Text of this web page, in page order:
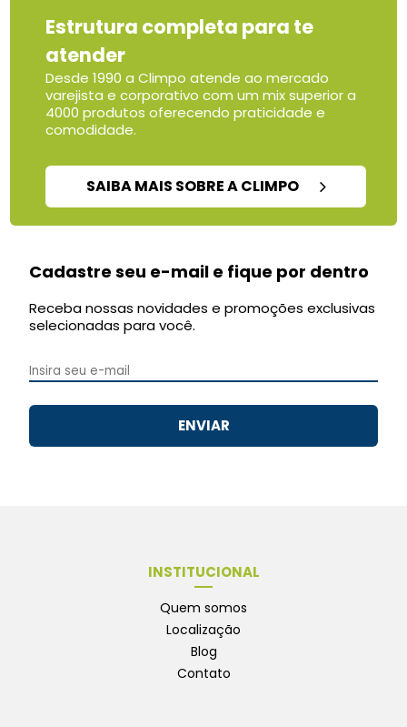
Estrutura completa para te
atender
Desde 1990 a Climpo atende ao mercado
varejista e corporativo com um mix superior a
4000 produtos oferecendo praticidade e
comodidade.
SAIBA MAIS SOBRE A CLIMPO
Cadastre seu e-mail e fique por dentro
Receba nossas novidades e promoções exclusivas
selecionadas para você.
ENVIAR
INSTITUCIONAL
Quem somos
Localização
Blog
Contato